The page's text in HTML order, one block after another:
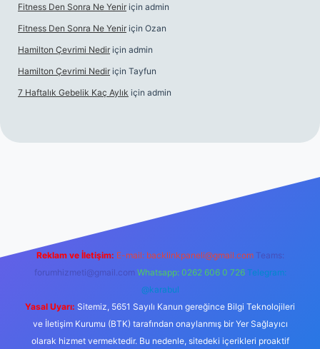
Fitness Den Sonra Ne Yenir için admin
Fitness Den Sonra Ne Yenir için Ozan
Hamilton Çevrimi Nedir için admin
Hamilton Çevrimi Nedir için Tayfun
7 Haftalık Gebelik Kaç Aylık için admin
Reklam ve İletişim: E-mail: backlinkpaneli@gmail.com Teams:
forumhizmeti@gmail.com Whatsapp: 0262 606 0 726 Telegram:
@karabul
Yasal Uyarı: Sitemiz, 5651 Sayılı Kanun gereğince Bilgi Teknolojileri
ve İletişim Kurumu (BTK) tarafından onaylanmış bir Yer Sağlayıcı
olarak hizmet vermektedir. Bu nedenle, sitedeki içerikleri proaktif